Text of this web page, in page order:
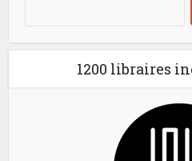
1200 libraires